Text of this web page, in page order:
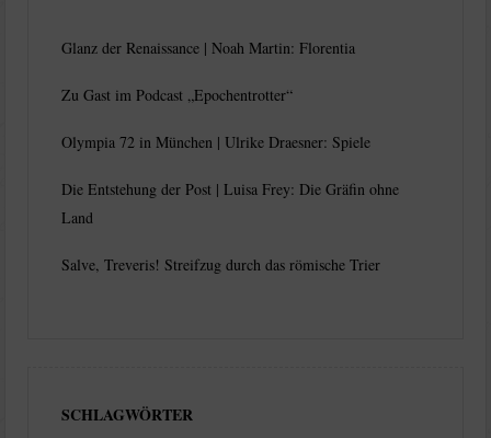
Glanz der Renaissance | Noah Martin: Florentia
Zu Gast im Podcast „Epochentrotter“
Olympia 72 in München | Ulrike Draesner: Spiele
Die Entstehung der Post | Luisa Frey: Die Gräfin ohne
Land
Salve, Treveris! Streifzug durch das römische Trier
SCHLAGWÖRTER